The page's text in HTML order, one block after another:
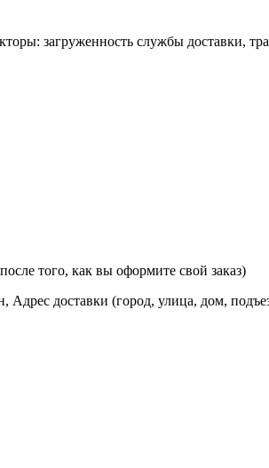
загруженность службы доставки,
того, как вы оформите свой заказ)
доставки (город, улица, дом,